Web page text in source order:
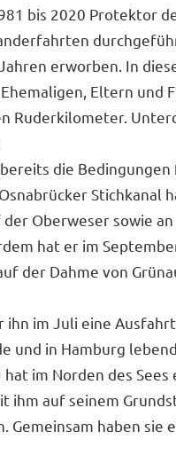
bis 2020 Protektor
erworben. In
Eltern und
Ruderkilometer.
die
Stichkanal
der Oberweser sowie
hat er im
der Dahme von
ihn im Juli eine
und in Hamburg
im Norden des
ihm auf seinem
Gemeinsam haben sie